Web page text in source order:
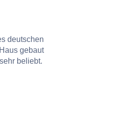
deutschen
gebaut
beliebt.